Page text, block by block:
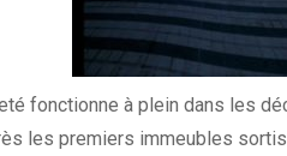
fonctionne à plein dans les
les premiers immeubles